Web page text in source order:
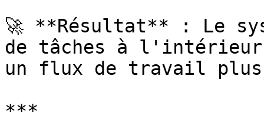
🚀 **Résultat** : Le
de tâches à
un flux de travail
***